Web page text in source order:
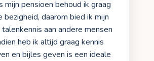
mijn pensioen behoud ik graag
bezigheid, daarom bied ik mijn
aan andere mensen
heb ik altijd graag kennis
en bijles geven is een ideale